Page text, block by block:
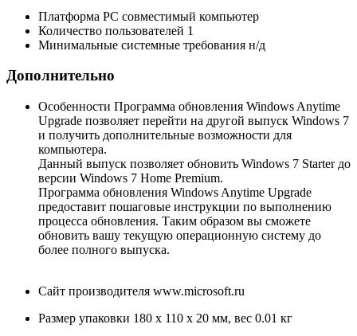
Платформа PC совместимый компьютер
Количество пользователей 1
Минимальные системные требования н/д
Дополнительно
Особенности Программа обновления Windows Anytime
Upgrade позволяет перейти на другой выпуск Windows 7
и получить дополнительные возможности для
компьютера.
Данный выпуск позволяет обновить Windows 7 Starter до
версии Windows 7 Home Premium.
Программа обновления Windows Anytime Upgrade
предоставит пошаговые инструкции по выполнению
процесса обновления. Таким образом вы сможете
обновить вашу текущую операционную систему до
более полного выпуска.
Сайт производителя www.microsoft.ru
Размер упаковки 180 x 110 x 20 мм, вес 0.01 кг